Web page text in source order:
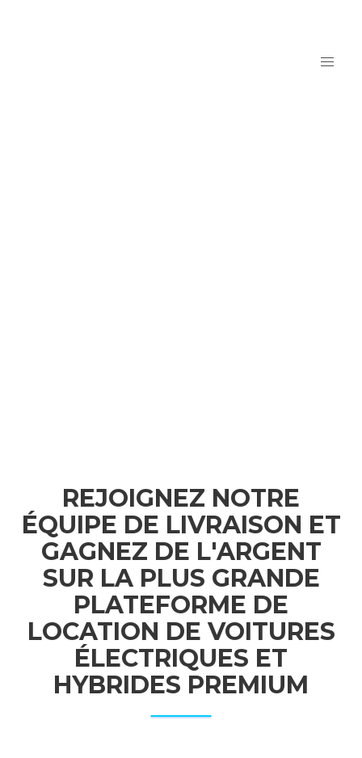
REJOIGNEZ NOTRE
ÉQUIPE DE LIVRAISON ET
GAGNEZ DE L'ARGENT
SUR LA PLUS GRANDE
PLATEFORME DE
LOCATION DE VOITURES
ÉLECTRIQUES ET
HYBRIDES PREMIUM